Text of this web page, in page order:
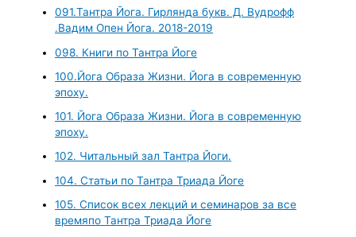
091.Тантра Йога. Гирлянда букв. Д. Вудрофф
.Вадим Опен Йога. 2018-2019
098. Книги по Тантра Йоге
100.Йога Образа Жизни. Йога в современную
эпоху.
101. Йога Образа Жизни. Йога в современную
эпоху.
102. Читальный зал Тантра Йоги.
104. Статьи по Тантра Триада Йоге
105. Список всех лекций и семинаров за все
времяпо Тантра Триада Йоге